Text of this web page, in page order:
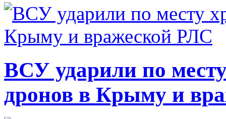
ВСУ ударили по
дронов в Крыму и